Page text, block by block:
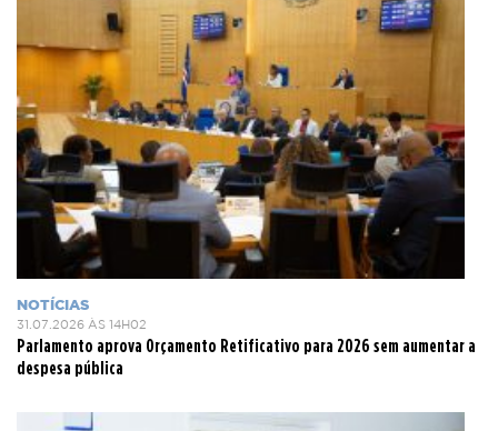
NOTÍCIAS
31.07.2026 ÀS 14H02
Parlamento aprova Orçamento Retificativo para 2026 sem aumentar a
despesa pública